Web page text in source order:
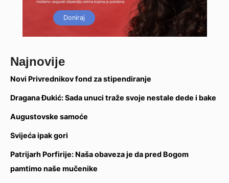
Doniraj
Najnovije
Novi Privrednikov fond za stipendiranje
Dragana Đukić: Sada unuci traže svoje nestale dede i bake
Augustovske samoće
Svijeća ipak gori
Patrijarh Porfirije: Naša obaveza je da pred Bogom
pamtimo naše mučenike